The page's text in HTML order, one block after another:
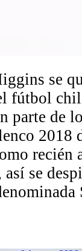
se
fútbol
parte de
2018
recién
se